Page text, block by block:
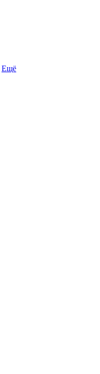
Ещё